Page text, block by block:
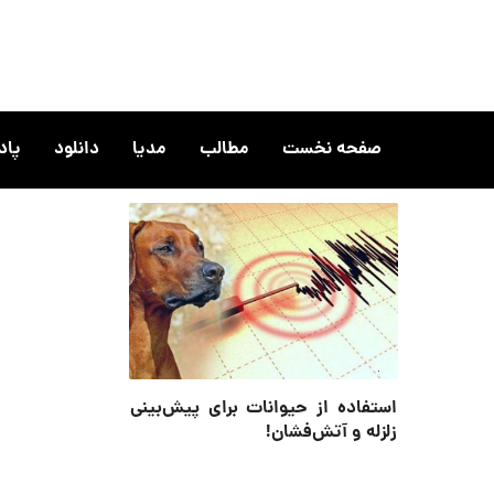
صفحه نخست مطالب مدیا دانلود
استفاده از حیوانات برای پیش‌بینی
زلزله و آتش‌فشان!